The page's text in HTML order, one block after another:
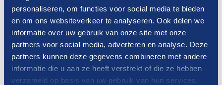
personaliseren, om functies voor social media te bieden
en om ons websiteverkeer te analyseren. Ook delen we
informatie over uw gebruik van onze site met onze
partners voor social media, adverteren en analyse. Deze
partners kunnen deze gegevens combineren met andere
informatie die u aan ze heeft verstrekt of die ze hebben
verzameld op basis van uw gebruik van hun services.
20-02-2026
Binnenkort SWIM-regeling 2026 open!